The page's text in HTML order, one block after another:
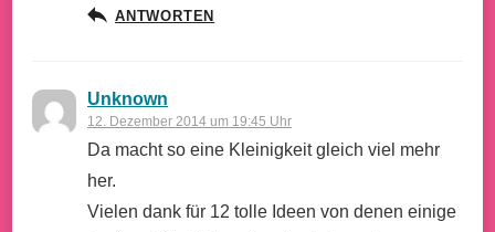
ANTWORTEN
Unknown
12. Dezember 2014 um 19:45 Uhr
Da macht so eine Kleinigkeit gleich viel mehr
her.
Vielen dank für 12 tolle Ideen von denen einige